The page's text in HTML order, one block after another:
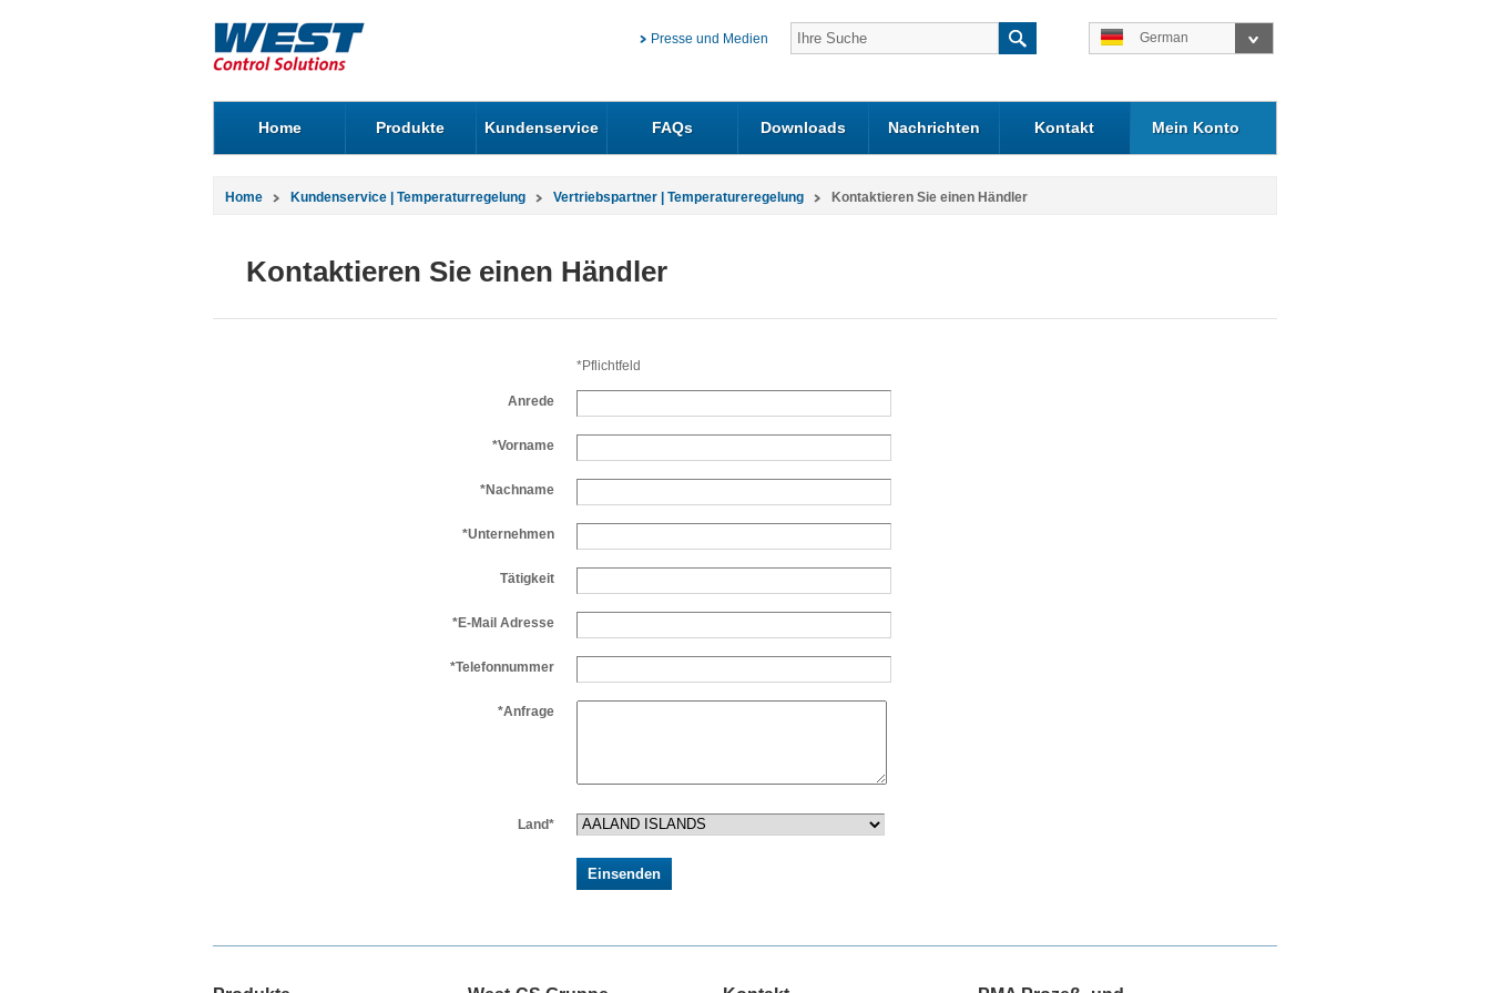
Presse und Medien German
Home Produkte Kundenservice FAQs Downloads Nachrichten Kontakt Mein Konto
Home Kundenservice | Temperaturregelung Vertriebspartner | Temperatureregelung Kontaktieren Sie einen Händler
Kontaktieren Sie einen Händler
*Pflichtfeld
Anrede
*Vorname
*Nachname
*Unternehmen
Tätigkeit
*E-Mail Adresse
*Telefonnummer
*Anfrage
Land*